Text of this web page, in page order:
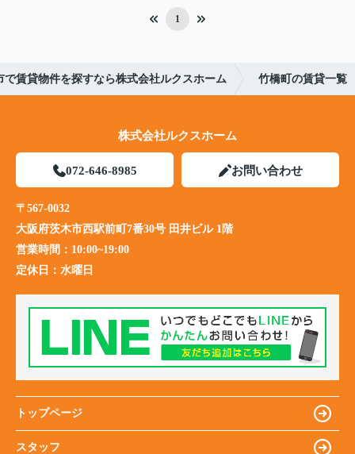
1
で賃貸物件を探すなら株式会社ルクスホーム 竹橋町の賃貸一覧
株式会社ルクスホーム
072-646-8985 お問い合わせ
〒567-0032
大阪府茨木市西駅前町7番30号 田井ビル 1階
営業時間： 10:00~19:00
定休日： 水曜日
トップページ
スタッフ